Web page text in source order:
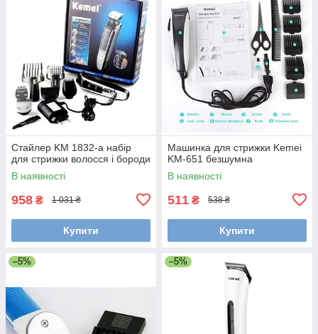
Стайлер KM 1832-a набір
для стрижки волосся і бороди
В наявності
958 ₴ 1 031 ₴
Купити
Машинка для стрижки Kemei
KM-651 безшумна
В наявності
511 ₴ 538 ₴
Купити
–5% –5%